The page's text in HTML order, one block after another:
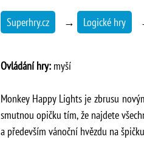
Superhry.cz → Logické hry
Ovládání hry: myší
Monkey Happy Lights je zbrusu
smutnou opičku tím, že najdete
a především vánoční hvězdu na